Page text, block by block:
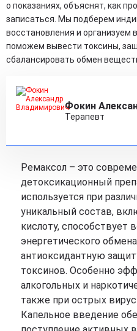
о показаниях, объяснят, как
записаться. Мы подберем
восстановления и организуем
поможем вывести токсины,
сбалансировать обмен
Фокин
Терапевт
Ремаксол – это
детоксикационный
используется при
уникальный состав,
кислоту, способствует
энергетического
антиоксидантную
токсинов. Особенно
алкогольных и
также при острых
Капельное введение